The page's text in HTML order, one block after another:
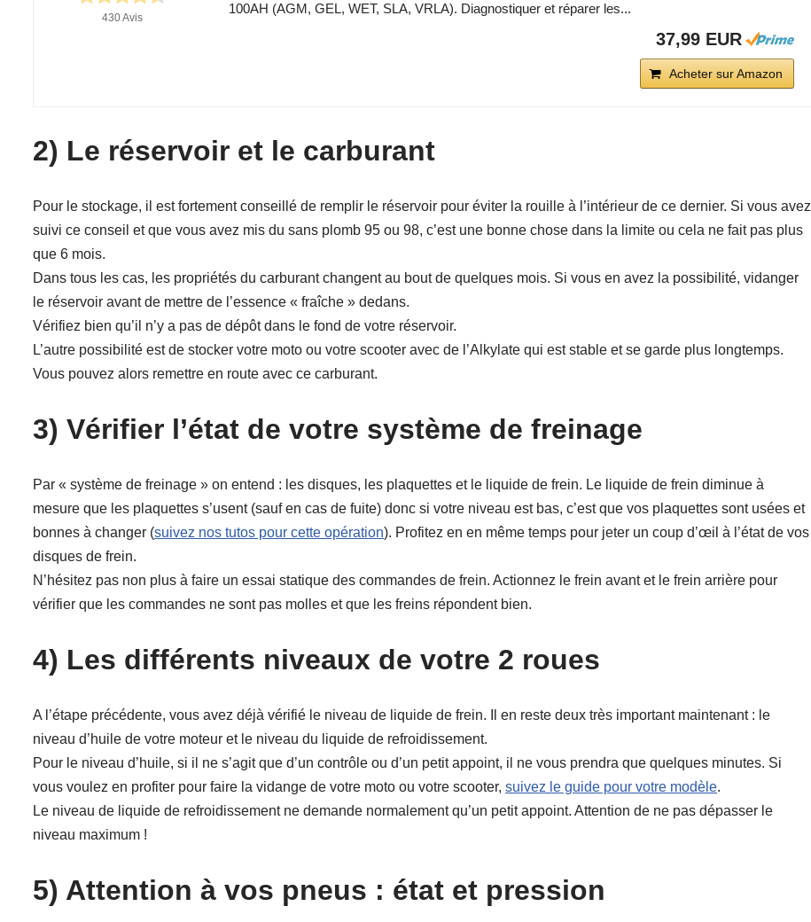
430 Avis
100AH ​​(AGM, GEL, WET, SLA, VRLA). Diagnostiquer et réparer les...
37,99 EUR
Acheter sur Amazon
2) Le réservoir et le carburant
Pour le stockage, il est fortement conseillé de remplir le réservoir pour éviter la rouille à l’intérieur de ce dernier. Si vous avez
suivi ce conseil et que vous avez mis du sans plomb 95 ou 98, c’est une bonne chose dans la limite ou cela ne fait pas plus
que 6 mois.
Dans tous les cas, les propriétés du carburant changent au bout de quelques mois. Si vous en avez la possibilité, vidanger
le réservoir avant de mettre de l’essence « fraîche » dedans.
Vérifiez bien qu’il n’y a pas de dépôt dans le fond de votre réservoir.
L’autre possibilité est de stocker votre moto ou votre scooter avec de l’Alkylate qui est stable et se garde plus longtemps.
Vous pouvez alors remettre en route avec ce carburant.
3) Vérifier l’état de votre système de freinage
Par « système de freinage » on entend : les disques, les plaquettes et le liquide de frein. Le liquide de frein diminue à
mesure que les plaquettes s’usent (sauf en cas de fuite) donc si votre niveau est bas, c’est que vos plaquettes sont usées et
bonnes à changer (suivez nos tutos pour cette opération). Profitez en en même temps pour jeter un coup d’œil à l’état de vos
disques de frein.
N’hésitez pas non plus à faire un essai statique des commandes de frein. Actionnez le frein avant et le frein arrière pour
vérifier que les commandes ne sont pas molles et que les freins répondent bien.
4) Les différents niveaux de votre 2 roues
A l’étape précédente, vous avez déjà vérifié le niveau de liquide de frein. Il en reste deux très important maintenant : le
niveau d’huile de votre moteur et le niveau du liquide de refroidissement.
Pour le niveau d’huile, si il ne s’agit que d’un contrôle ou d’un petit appoint, il ne vous prendra que quelques minutes. Si
vous voulez en profiter pour faire la vidange de votre moto ou votre scooter, suivez le guide pour votre modèle.
Le niveau de liquide de refroidissement ne demande normalement qu’un petit appoint. Attention de ne pas dépasser le
niveau maximum !
5) Attention à vos pneus : état et pression